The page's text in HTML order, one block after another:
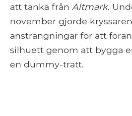
att tanka från Altmark.
november gjorde
ansträngningar för att
silhuett genom att bygga
en dummy-tratt.